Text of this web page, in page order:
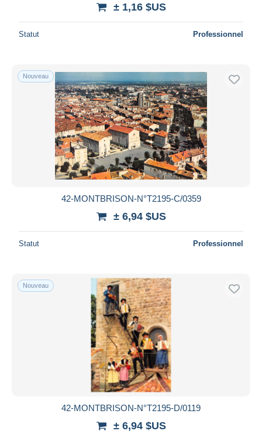
Prix
Livraison gratuite
Méthodes de paiement
PayPal
Virement bancaire
Visa
Mastercard
Bancontact
iDeal
Appliquer
± 1,16 $US
Statut Professionnel
Nouveau
42-MONTBRISON-N°T2195-C/0359
± 6,94 $US
Statut Professionnel
Nouveau
42-MONTBRISON-N°T2195-D/0119
± 6,94 $US